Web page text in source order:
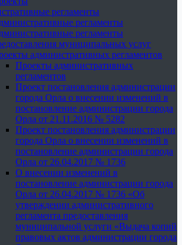
регламенты
регламенты
регламенты
муниципальных услуг
административных регламентов
Проекты административных
регламентов
Проект постановления администрации
города Орла о внесении изменений в
постановление администрации города
Орла от 21.11.2016 № 5282
Проект постановления администрации
города Орла о внесении изменений в
постановление администрации города
Орла от 26.04.2017 № 1736
О внесении изменений в
постановление администрации города
Орла от 26.04.2017 № 1736 «Об
утверждении административного
регламента предоставления
муниципальной услуги «Выдача копий
правовых актов администрации города